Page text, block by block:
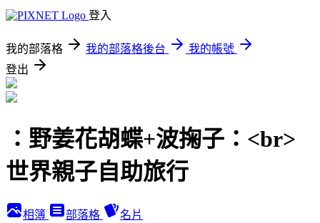
登入
我的部落格 我的部落格後台
我的帳號
登出
：野姜花胡蝶+波掬子：<br>
世界親子自助旅行
相簿 部落格 名片